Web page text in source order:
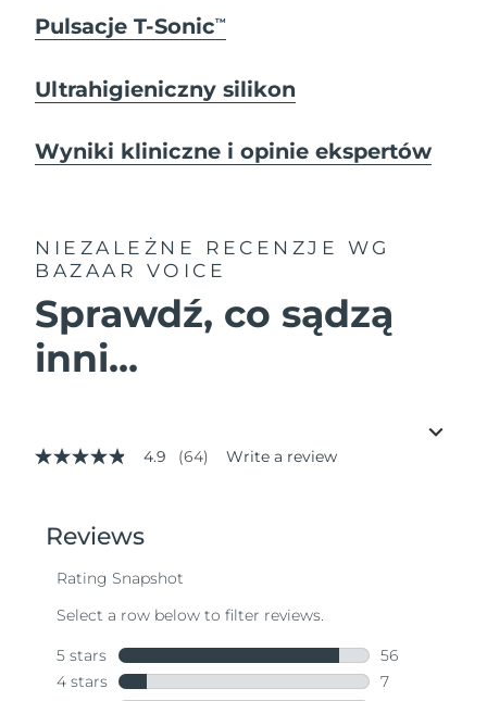
Pulsacje T-SonicTM
Ultrahigieniczny silikon
Wyniki kliniczne i opinie ekspertów
NIEZALEŻNE RECENZJE
WG
BAZAAR VOICE
Sprawdź, co sądzą
inni...
4.9
stars,
average
value.
Same
page
link.
4.9 (64) Write a review